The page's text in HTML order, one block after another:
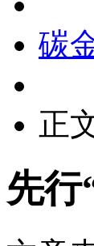
碳
正
先行